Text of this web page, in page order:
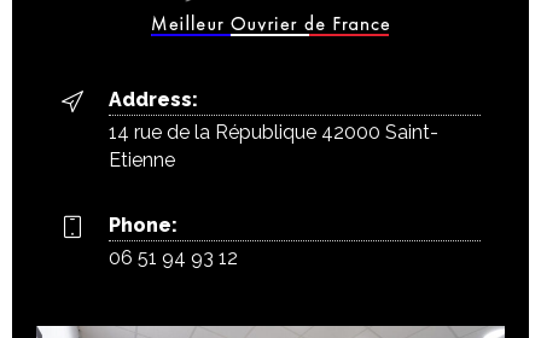
Address:
14 rue de la République 42000 Saint-
Etienne
Phone:
06 51 94 93 12